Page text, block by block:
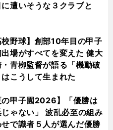
に遭いそうな３クラブと
校野球】創部10年目の甲子
出場がすべてを変えた 健大
青栁監督が語る「機動破
こうして生まれた
の甲子園2026】「優勝は
ゃない」 波乱必至の組み
で識者５人が選んだ優勝